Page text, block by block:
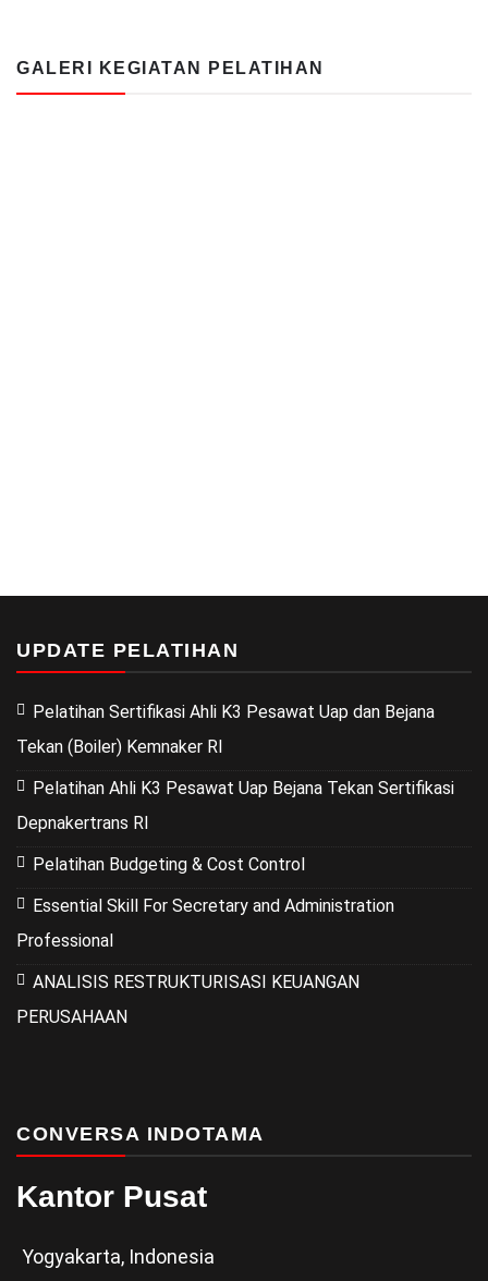
GALERI KEGIATAN PELATIHAN
UPDATE PELATIHAN
Pelatihan Sertifikasi Ahli K3 Pesawat Uap dan Bejana
Tekan (Boiler) Kemnaker RI
Pelatihan Ahli K3 Pesawat Uap Bejana Tekan Sertifikasi
Depnakertrans RI
Pelatihan Budgeting & Cost Control
Essential Skill For Secretary and Administration
Professional
ANALISIS RESTRUKTURISASI KEUANGAN
PERUSAHAAN
CONVERSA INDOTAMA
Kantor Pusat
Yogyakarta, Indonesia